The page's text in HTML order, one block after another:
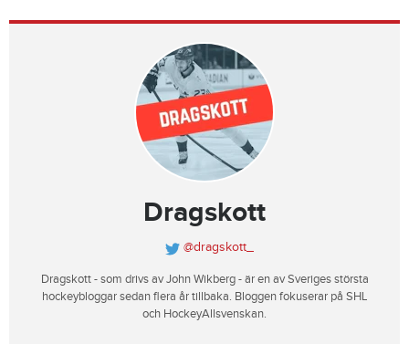
Dragskott
@dragskott_
Dragskott - som drivs av John Wikberg - är en av Sveriges största
hockeybloggar sedan flera år tillbaka. Bloggen fokuserar på SHL
och HockeyAllsvenskan.